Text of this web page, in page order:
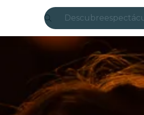
Descubre
Londres